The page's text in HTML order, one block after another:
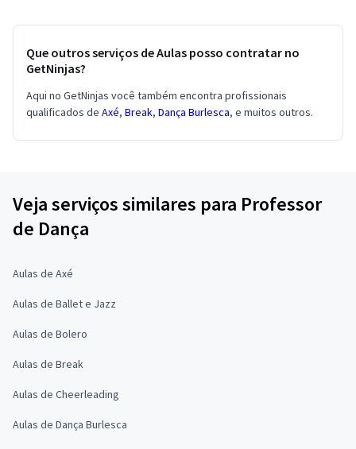
Que outros serviços de Aulas posso contratar no
GetNinjas?
Aqui no GetNinjas você também encontra profissionais
qualificados de Axé, Break, Dança Burlesca, e muitos outros.
Veja serviços similares para Professor
de Dança
Aulas de Axé
Aulas de Ballet e Jazz
Aulas de Bolero
Aulas de Break
Aulas de Cheerleading
Aulas de Dança Burlesca